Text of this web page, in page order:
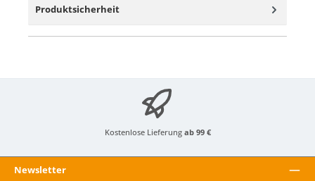
Produktsicherheit
Kostenlose Lieferung ab 99 €
Newsletter